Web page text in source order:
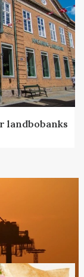
landbobanks